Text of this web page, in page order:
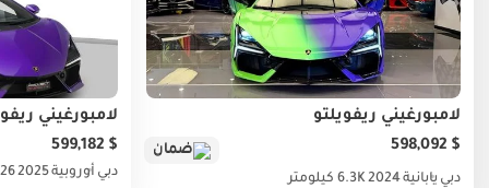
لامبورغيني ريفويلتو
$ 598,092
ضمان
دبي يابانية20246.3K كيلومتر
لامبورغيني
$ 599,182
دبي أوروبية2025
526